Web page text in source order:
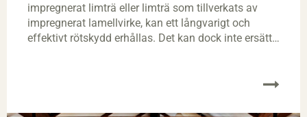
impregnerat limträ eller limträ som tillverkats av
impregnerat lamellvirke, kan ett långvarigt och
effektivt rötskydd erhållas. Det kan dock inte ersätta